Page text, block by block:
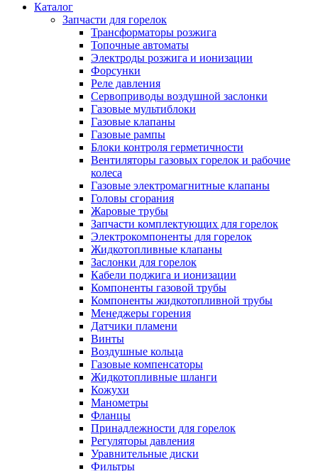
Каталог
Запчасти для горелок
Трансформаторы розжига
Топочные автоматы
Электроды розжига и ионизации
Форсунки
Реле давления
Сервоприводы воздушной заслонки
Газовые мультиблоки
Газовые клапаны
Газовые рампы
Блоки контроля герметичности
Вентиляторы газовых горелок и рабочие
колеса
Газовые электромагнитные клапаны
Головы сгорания
Жаровые трубы
Запчасти комплектующих для горелок
Электрокомпоненты для горелок
Жидкотопливные клапаны
Заслонки для горелок
Кабели поджига и ионизации
Компоненты газовой трубы
Компоненты жидкотопливной трубы
Менеджеры горения
Датчики пламени
Винты
Воздушные кольца
Газовые компенсаторы
Жидкотопливные шланги
Кожухи
Манометры
Фланцы
Принадлежности для горелок
Регуляторы давления
Уравнительные диски
Фильтры